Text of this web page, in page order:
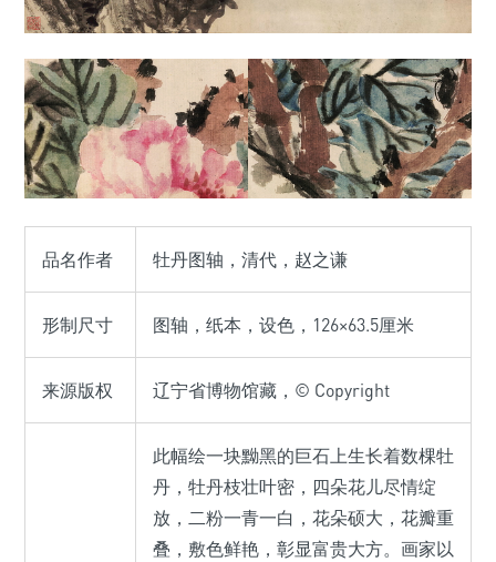
品名作者 牡丹图轴，清代，赵之谦
形制尺寸 图轴，纸本，设色，126×63.5厘米
来源版权 辽宁省博物馆藏，© Copyright
此幅绘一块黝黑的巨石上生长着数棵牡
丹，牡丹枝壮叶密，四朵花儿尽情绽
放，二粉一青一白，花朵硕大，花瓣重
叠，敷色鲜艳，彰显富贵大方。画家以